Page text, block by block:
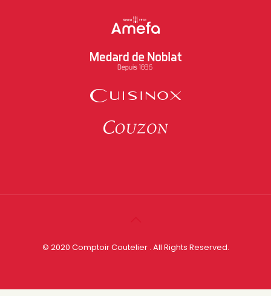
© 2020 Comptoir Coutelier . All Rights Reserved.